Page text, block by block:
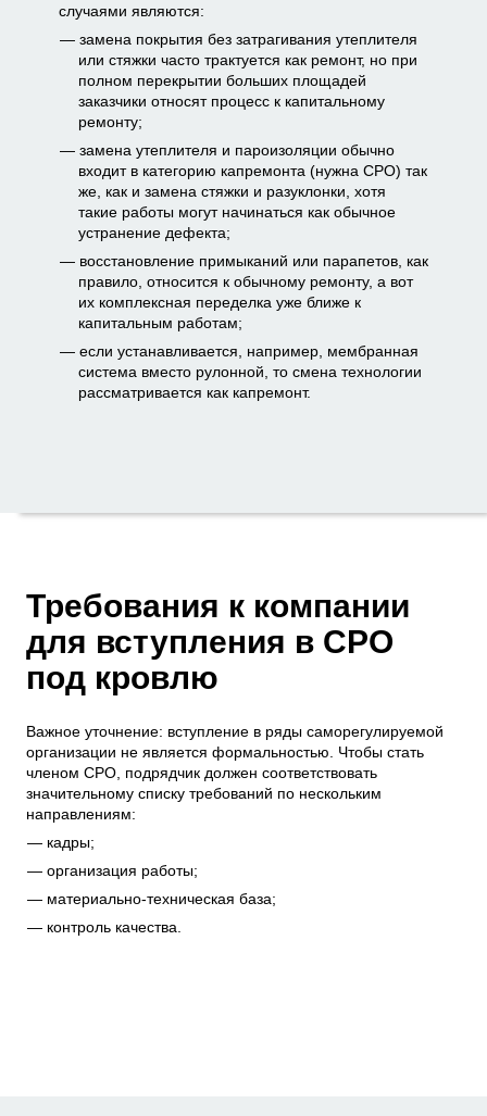
случаями являются:
замена покрытия без затрагивания утеплителя
или стяжки часто трактуется как ремонт, но при
полном перекрытии больших площадей
заказчики относят процесс к капитальному
ремонту;
замена утеплителя и пароизоляции обычно
входит в категорию капремонта (нужна СРО) так
же, как и замена стяжки и разуклонки, хотя
такие работы могут начинаться как обычное
устранение дефекта;
восстановление примыканий или парапетов, как
правило, относится к обычному ремонту, а вот
их комплексная переделка уже ближе к
капитальным работам;
если устанавливается, например, мембранная
система вместо рулонной, то смена технологии
рассматривается как капремонт.
Требования к компании
для вступления в СРО
под кровлю
Важное уточнение: вступление в ряды саморегулируемой
организации не является формальностью. Чтобы стать
членом СРО, подрядчик должен соответствовать
значительному списку требований по нескольким
направлениям:
кадры;
организация работы;
материально-техническая база;
контроль качества.